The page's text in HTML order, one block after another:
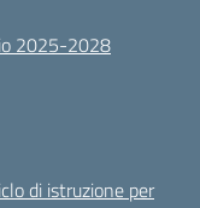
2025-2028
di istruzione per